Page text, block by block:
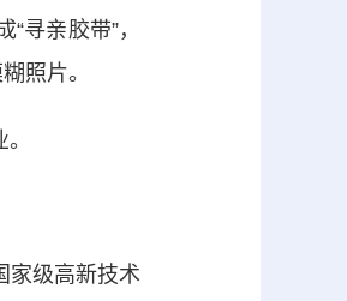
寻亲胶带”，
照片。
级高新技术